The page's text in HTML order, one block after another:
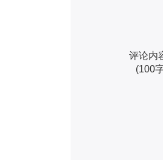
评论内
(100